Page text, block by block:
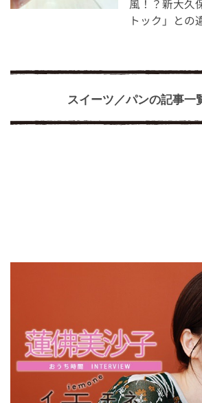
風！？新大久
トック」と
スイーツ／パンの記事一